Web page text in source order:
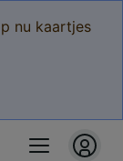
nu kaartjes